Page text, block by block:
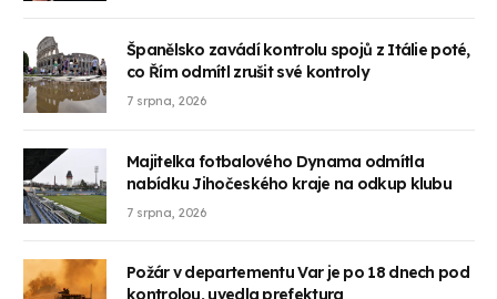
Španělsko zavádí kontrolu spojů z Itálie poté,
co Řím odmítl zrušit své kontroly
7 srpna, 2026
Majitelka fotbalového Dynama odmítla
nabídku Jihočeského kraje na odkup klubu
7 srpna, 2026
Požár v departementu Var je po 18 dnech pod
kontrolou, uvedla prefektura